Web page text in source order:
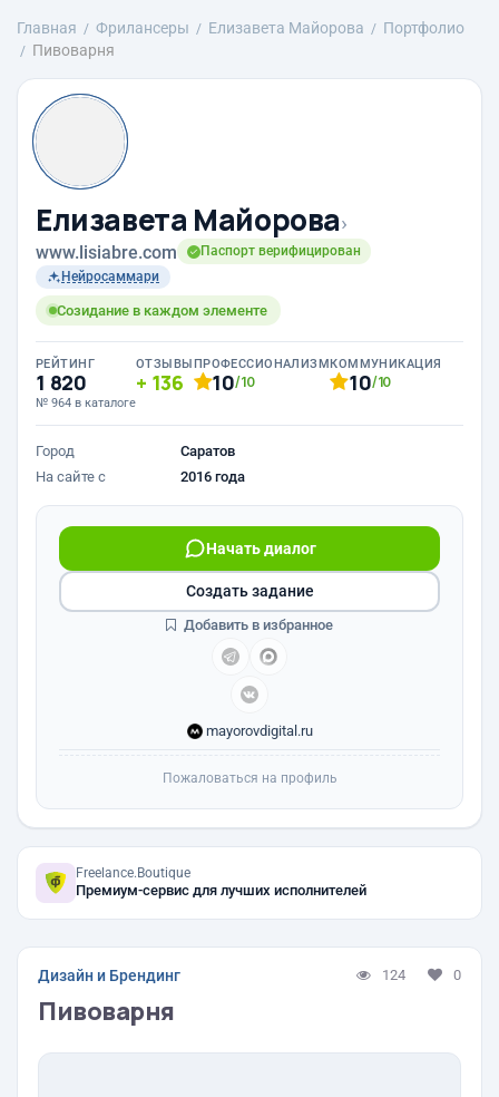
Главная Фрилансеры Елизавета Майорова
Портфолио
Пивоварня
Елизавета Майорова›
www.lisiabre.com
Паспорт верифицирован
Нейросаммари
Созидание в каждом элементе
РЕЙТИНГ
1 820
№ 964 в каталоге
ОТЗЫВЫ
136
ПРОФЕССИОНАЛИЗМ
10/10
КОММУНИКАЦИЯ
10/10
Город
Саратов
На сайте с
2016 года
Начать диалог
mayorovdigital.ru
Создать задание
Добавить в избранное
Пожаловаться на профиль
Freelance.Boutique
Премиум-сервис для лучших исполнителей
Дизайн и Брендинг 124 0
Пивоварня